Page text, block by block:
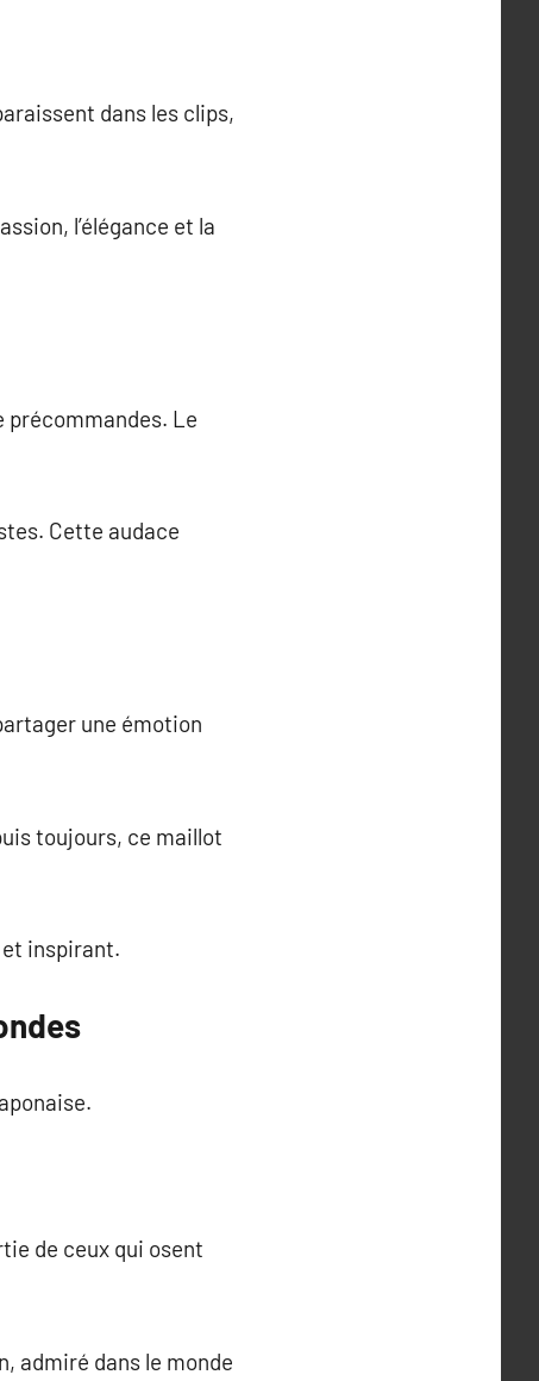
dans les clips,
l’élégance et la
précommandes. Le
Cette audace
une émotion
toujours, ce maillot
et inspirant.
de ceux qui osent
admiré dans le monde